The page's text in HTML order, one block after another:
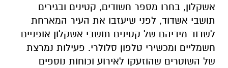
אשקלון, בחרו מספר חשודים, קטינים ובגירים
תושבי אשדוד, לפני שיעזבו את העיר המארחת
לשדוד מידיהם של קטינים תושבי אשקלון אופניים
חשמליים ומכשירי טלפון סלולרי. פעילות נמרצת
של השוטרים שהוזעקו לאירוע וכוחות נוספים